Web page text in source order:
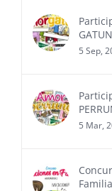
5 Sep,
5 Mar,